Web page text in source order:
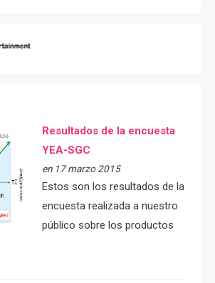
Resultados de la encuesta
YEA-SGC
en 17 marzo 2015
Estos son los resultados de la
encuesta realizada a nuestro
público sobre los productos